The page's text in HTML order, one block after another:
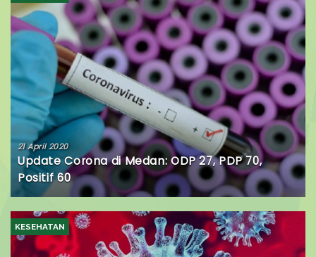
21 April 2020
Update Corona di Medan: ODP 27, PDP 70,
Positif 60
KESEHATAN